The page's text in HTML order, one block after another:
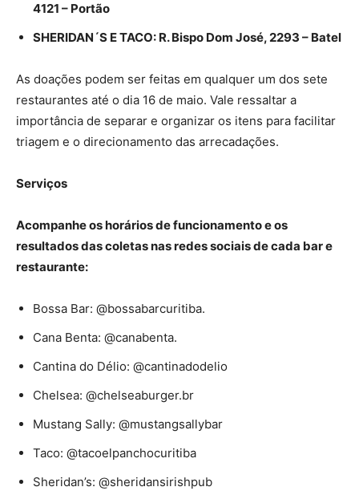
4121 – Portão
SHERIDAN´S E TACO: R. Bispo Dom José, 2293 – Batel
As doações podem ser feitas em qualquer um dos sete
restaurantes até o dia 16 de maio. Vale ressaltar a
importância de separar e organizar os itens para facilitar
triagem e o direcionamento das arrecadações.
Serviços
Acompanhe os horários de funcionamento e os
resultados das coletas nas redes sociais de cada bar e
restaurante:
Bossa Bar: @bossabarcuritiba.
Cana Benta: @canabenta.
Cantina do Délio: @cantinadodelio
Chelsea: @chelseaburger.br
Mustang Sally: @mustangsallybar
Taco: @tacoelpanchocuritiba
Sheridan’s: @sheridansirishpub